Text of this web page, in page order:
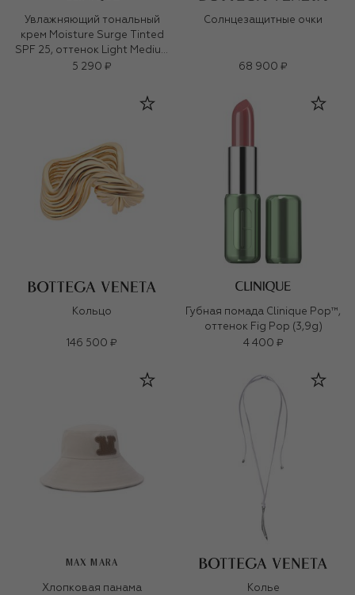
Увлажняющий тональный
крем Moisture Surge Tinted
SPF 25, оттенок Light Medium
(40ml)
5 290 ₽
Солнцезащитные очки
68 900 ₽
Кольцо
146 500 ₽
Губная помада Clinique Pop™,
оттенок Fig Pop (3,9g)
4 400 ₽
MAX MARA
Хлопковая панама
Колье